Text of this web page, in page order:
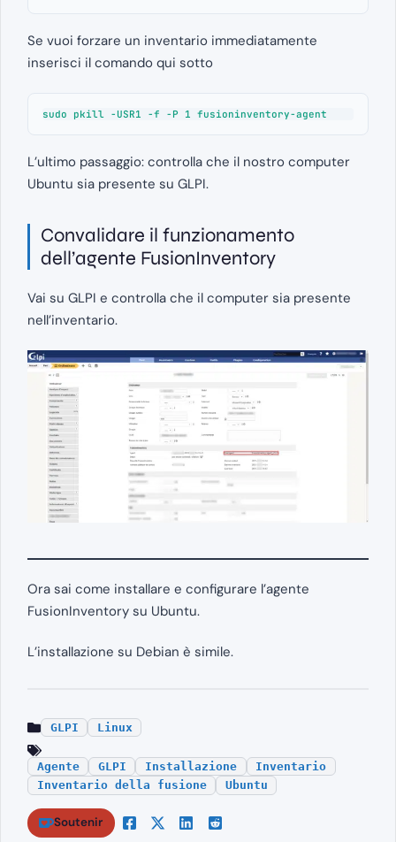
Se vuoi forzare un inventario immediatamente
inserisci il comando qui sotto
sudo pkill -USR1 -f -P 1 fusioninventory-agent
L’ultimo passaggio: controlla che il nostro computer
Ubuntu sia presente su GLPI.
Convalidare il funzionamento
dell’agente FusionInventory
Vai su GLPI e controlla che il computer sia presente
nell’inventario.
Ora sai come installare e configurare l’agente
FusionInventory su Ubuntu.
L’installazione su Debian è simile.
GLPI Linux
Agente GLPI Installazione
Inventario
Inventario della fusione
Ubuntu
Soutenir